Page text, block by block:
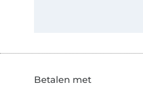
Betalen met